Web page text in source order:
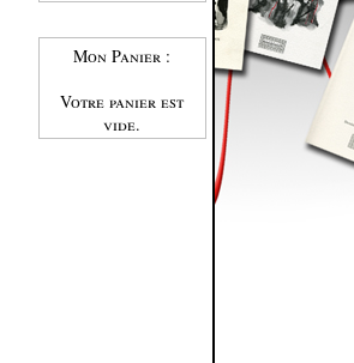
Mon Panier :
Votre panier est
vide.